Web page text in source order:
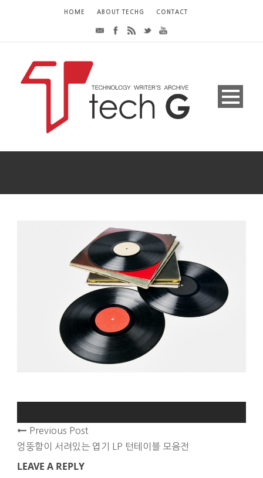
HOME ABOUT TECHG CONTACT
Previous Post
엉뚱함이 서려있는 엽기 LP 턴테이블 모음전
LEAVE A REPLY